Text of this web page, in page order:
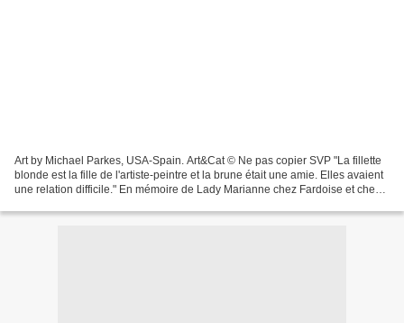
Art by Michael Parkes, USA-Spain. Art&Cat © Ne pas copier SVP "La fillette
blonde est la fille de l'artiste-peintre et la brune était une amie. Elles avaient
une relation difficile." En mémoire de Lady Marianne chez Fardoise et chez